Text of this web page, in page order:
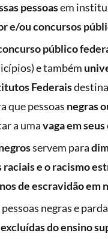
pessoasem
e/ou concursos
público
e também
Federais
que pessoas negras
a umavaga em
servem para
raciais e o racismo
de escravidão em
negras e
do ensino